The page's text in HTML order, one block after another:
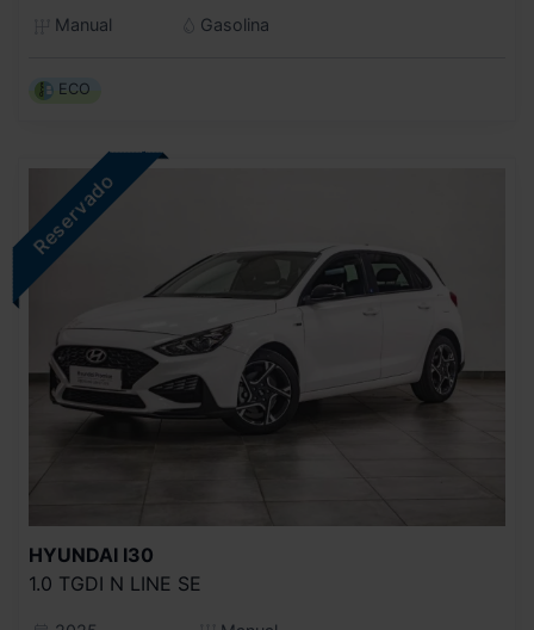
Manual
Gasolina
ECO
HYUNDAI I30
1.0 TGDI N LINE SE